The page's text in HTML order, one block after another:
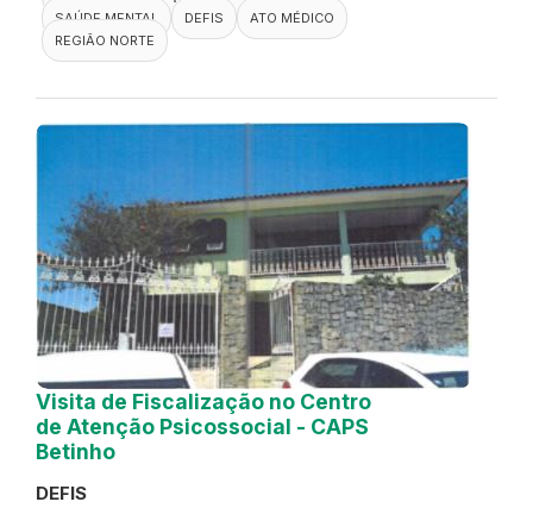
SAÚDE MENTAL
DEFIS
ATO MÉDICO
REGIÃO NORTE
Visita de Fiscalização no Centro
de Atenção Psicossocial - CAPS
Betinho
DEFIS